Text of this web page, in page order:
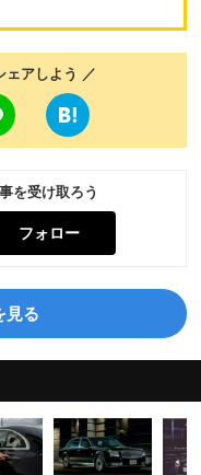
ェアしよう ／
を受け取ろう
フォロー
見る